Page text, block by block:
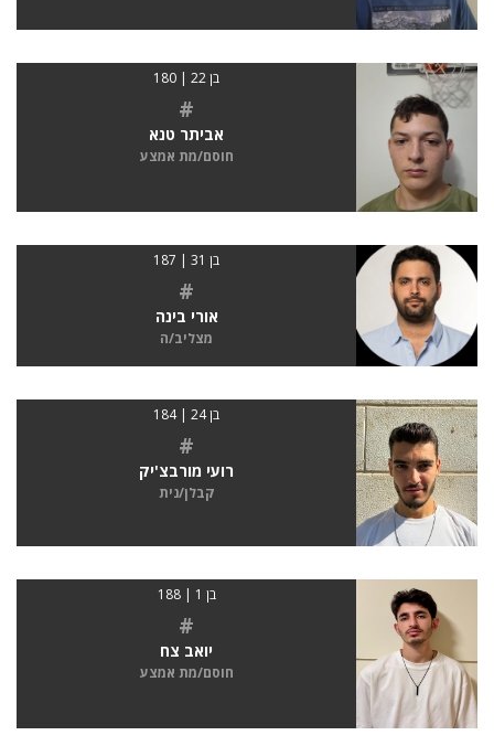
בן 22 | 180
#
אביתר טנא
חוסם/מת אמצע
בן 31 | 187
#
אורי בינה
מצליב/ה
בן 24 | 184
#
רועי מורבצ'יק
קבלן/נית
בן 1 | 188
#
יואב צח
חוסם/מת אמצע